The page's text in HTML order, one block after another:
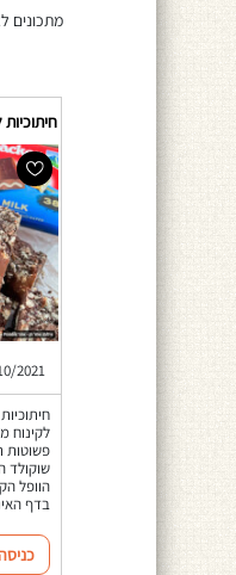
מתכונים
חיתוכיות
2021
לקינוח
פשוטות
שוקולד
הוופל
בדף